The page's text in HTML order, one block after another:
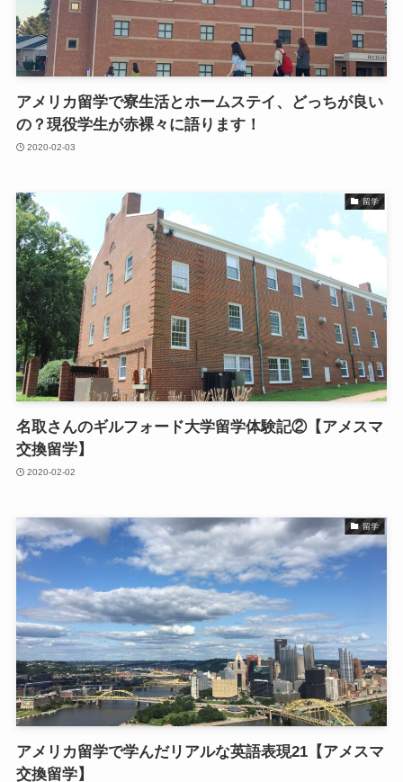
アメリカ留学で寮生活とホームステイ、どっちが良い
の？現役学生が赤裸々に語ります！
2020-02-03
留学
名取さんのギルフォード大学留学体験記②【アメスマ
交換留学】
2020-02-02
留学
アメリカ留学で学んだリアルな英語表現21【アメスマ
交換留学】